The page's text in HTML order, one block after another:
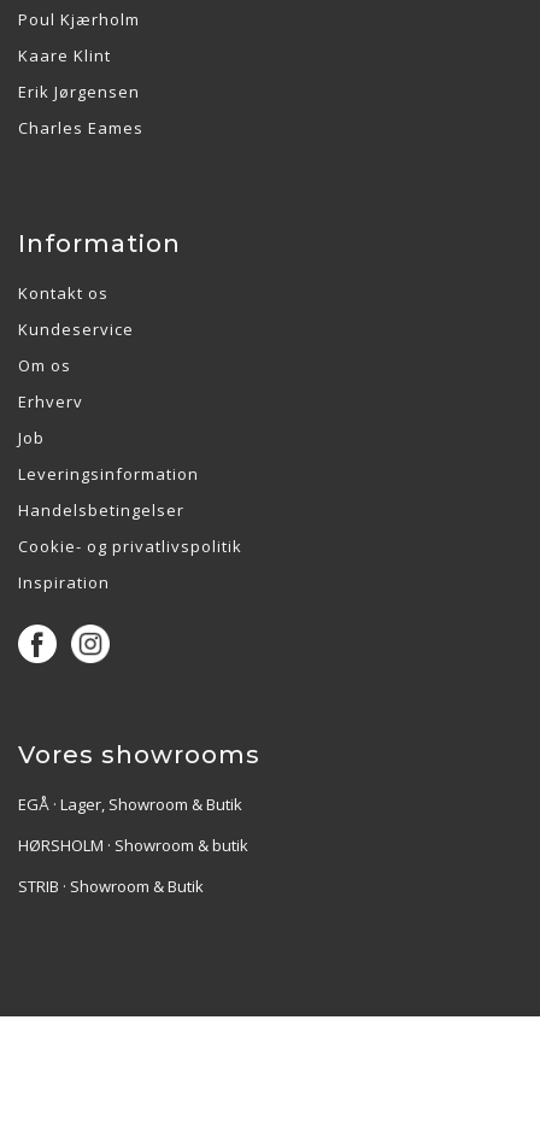
Poul Kjærholm
Kaare Klint
Erik Jørgensen
Charles Eames
Information
Kontakt os
Kundeservice
Om os
Erhverv
Job
Leveringsinformation
Handelsbetingelser
Cookie- og privatlivspolitik
Inspiration
Vores showrooms
EGÅ · Lager, Showroom & Butik
HØRSHOLM · Showroom & butik
STRIB · Showroom & Butik